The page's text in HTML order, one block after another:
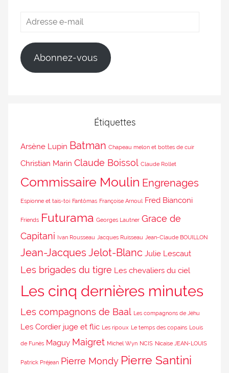
Abonnez-vous
Étiquettes
Arsène Lupin Batman Chapeau melon et bottes de cuir
Christian Marin Claude Boissol Claude Rollet
Commissaire Moulin Engrenages
Espionne et tais-toi Fantômas Françoise Arnoul Fred Bianconi
Friends Futurama Georges Lautner Grace de
Capitani Ivan Rousseau Jacques Ruisseau Jean-Claude BOUILLON
Jean-Jacques Jelot-Blanc Julie Lescaut
Les brigades du tigre Les chevaliers du ciel
Les cinq dernières minutes
Les compagnons de Baal Les compagnons de Jéhu
Les Cordier juge et flic Les ripoux Le temps des copains Louis
de Funès Maguy Maigret Michel Wyn NCIS Nicaise JEAN-LOUIS
Patrick Préjean Pierre Mondy Pierre Santini